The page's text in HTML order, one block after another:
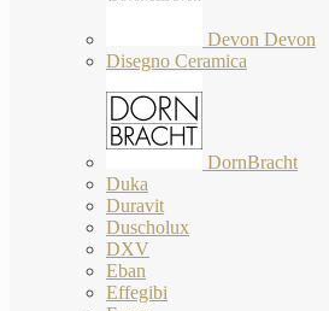
Devon Devon
Disegno Ceramica
DornBracht
Duka
Duravit
Duscholux
DXV
Eban
Effegibi